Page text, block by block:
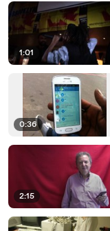
1:01
0:36
2:15